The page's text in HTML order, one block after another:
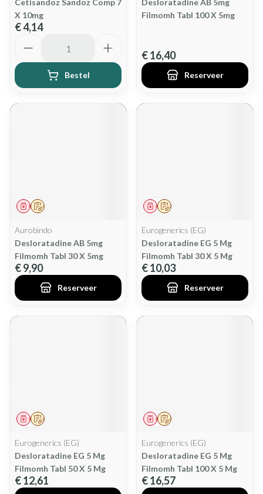
Cetisandoz Sandoz Comp 7
X 10mg
€ 4,14
Bestel
Desloratadine AB 5mg
Filmomh Tabl 100 X 5mg
€ 16,40
Reserveer
Op voorschrift
Geneesmiddel
Aurobindo
Desloratadine AB 5mg
Filmomh Tabl 30 X 5mg
€ 9,90
Reserveer
Op voorschrift
Geneesmiddel
Eurogenerics (EG)
Desloratadine EG 5 Mg
Filmomh Tabl 30 X 5 Mg
€ 10,03
Reserveer
Op voorschrift
Geneesmiddel
Eurogenerics (EG)
Desloratadine EG 5 Mg
Filmomh Tabl 50 X 5 Mg
€ 12,61
Op voorschrift
Geneesmiddel
Eurogenerics (EG)
Desloratadine EG 5 Mg
Filmomh Tabl 100 X 5 Mg
€ 16,57